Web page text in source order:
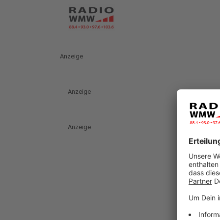
Anzeige
Anzeige
Anzeige